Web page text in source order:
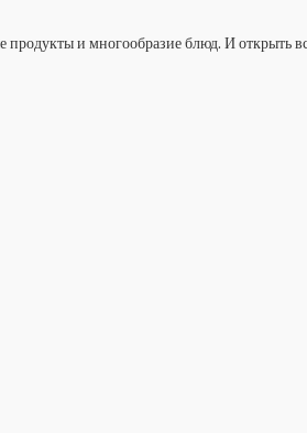
и многообразие блюд. И открыть